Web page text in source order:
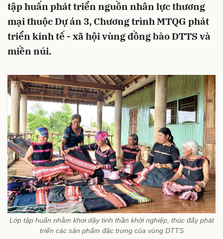
tập huấn phát triển nguồn nhân lực thương
mại thuộc Dự án 3, Chương trình MTQG phát
triển kinh tế - xã hội vùng đồng bào DTTS và
miền núi.
Lớp tập huấn nhằm khơi dậy tinh thần khởi nghiệp, thúc đẩy phát
triển các sản phẩm đặc trưng của vùng DTTS